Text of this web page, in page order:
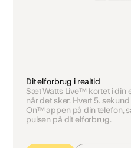
Dit elforbrug i realtid
Sæt Watts Live™ kortet i din
når det sker. Hvert 5.
On™ appen på din telefon,
pulsen på dit elforbrug.